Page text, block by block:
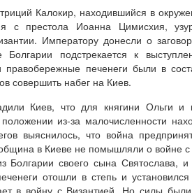
Калокир, находившийся в
с престола Иоанна Цимисхия,
Императору донесли о
подстрекается к
печенеги были в
совершить набег на Киев.
Киев, что для княгини Ольги и
из-за малочисленности
выяснилось, что война
в Киеве не помышляли о войне
Болгарии своего сына Святослава,
отошли в степь и
в войну с Византией. Но силы